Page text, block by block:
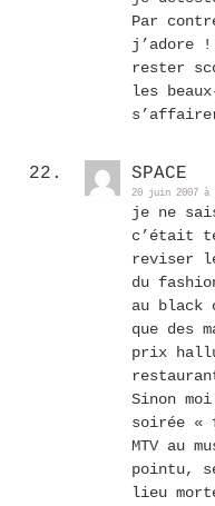
Par
j’adore
rester
les
SPACE
20 juin 2007 à
je ne
c’était
reviser
du
au black
que des
prix
Sinon
soirée «
MTV au
pointu,
lieu